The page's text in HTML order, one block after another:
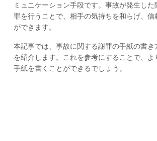
ミュニケーション手段です。事故が発生し
罪を行うことで、相手の気持ちを和らげ、信
ができます。
本記事では、事故に関する謝罪の手紙の書き
を紹介します。これを参考にすることで、
手紙を書くことができるでしょう。